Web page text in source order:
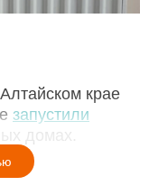
крае
запустили
домах.